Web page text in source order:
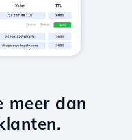
meer dan